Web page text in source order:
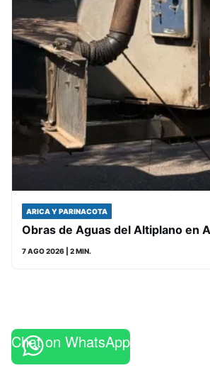
ARICA Y PARINACOTA
Obras de Aguas del Altiplano en
7 AGO 2026 | 2 MIN.
Chat on WhatsApp